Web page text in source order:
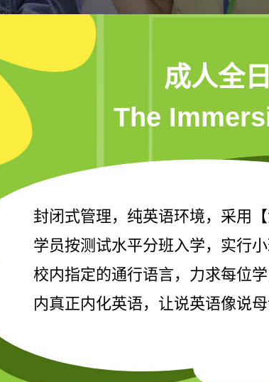
成人全
The
封闭式管理，纯英语环境，采用【
学员按测试水平分班入学，实行
校内指定的通行语言，力求每位
内真正内化英语，让说英语像说母